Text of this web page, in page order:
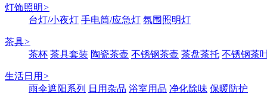
灯饰照明>
台灯/小夜灯 手电筒/应急灯 氛围照明灯
茶具>
茶杯 茶具套装 陶瓷茶壶 不锈钢茶壶 茶盘茶托 不锈钢茶
生活日用 >
雨伞遮阳系列
日用杂品 浴室用品 净化除味 保暖防护